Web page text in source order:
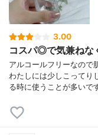
3.00
コスパ◎で気兼ねな
アルコールフリーなので
わたしには少しこってり
る時に使うことが多いで